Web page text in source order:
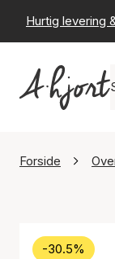
Hurtig levering
Forside
-30.5%